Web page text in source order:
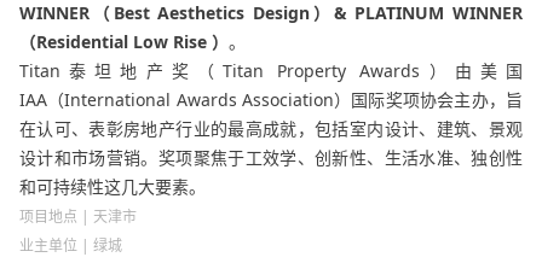
WINNER（Best Aesthetics Design）& PLATINUM WINNER
（Residential Low Rise ） 。
Titan泰坦地产奖（Titan Property Awards）由美国
IAA（International Awards Association）国际奖项协会主办，旨
在认可、表彰房地产行业的最高成就，包括室内设计、建筑、景观
设计和市场营销。奖项聚焦于工效学、创新性、生活水准、独创性
和可持续性这几大要素。
项目地点 | 天津市
业主单位 | 绿城